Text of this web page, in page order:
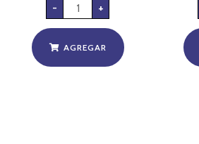
- +
AGREGAR